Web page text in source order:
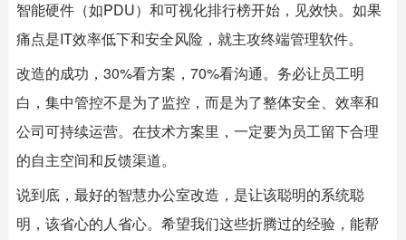
智能硬件（如PDU）和可视化排行榜开始，见效快。如果
痛点是IT效率低下和安全风险，就主攻终端管理软件。
改造的成功，30%看方案，70%看沟通。务必让员工明
白，集中管控不是为了监控，而是为了整体安全、效率和
公司可持续运营。在技术方案里，一定要为员工留下合理
的自主空间和反馈渠道。
说到底，最好的智慧办公室改造，是让该聪明的系统聪
明，该省心的人省心。希望我们这些折腾过的经验，能帮